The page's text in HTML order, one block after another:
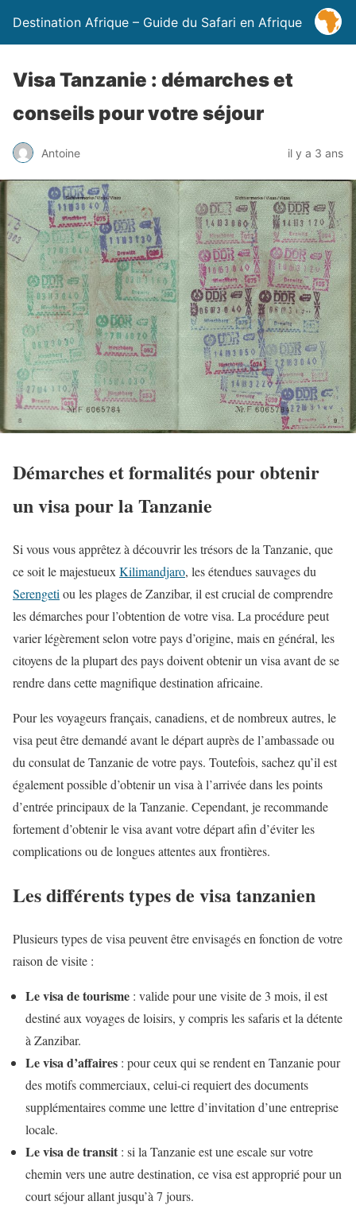
Destination Afrique – Guide du Safari en Afrique
Visa Tanzanie : démarches et
conseils pour votre séjour
Antoine il y a 3 ans
Démarches et formalités pour obtenir
un visa pour la Tanzanie
Si vous vous apprêtez à découvrir les trésors de la Tanzanie, que
ce soit le majestueux Kilimandjaro, les étendues sauvages du
Serengeti ou les plages de Zanzibar, il est crucial de comprendre
les démarches pour l’obtention de votre visa. La procédure peut
varier légèrement selon votre pays d’origine, mais en général, les
citoyens de la plupart des pays doivent obtenir un visa avant de se
rendre dans cette magnifique destination africaine.
Pour les voyageurs français, canadiens, et de nombreux autres, le
visa peut être demandé avant le départ auprès de l’ambassade ou
du consulat de Tanzanie de votre pays. Toutefois, sachez qu’il est
également possible d’obtenir un visa à l’arrivée dans les points
d’entrée principaux de la Tanzanie. Cependant, je recommande
fortement d’obtenir le visa avant votre départ afin d’éviter les
complications ou de longues attentes aux frontières.
Les différents types de visa tanzanien
Plusieurs types de visa peuvent être envisagés en fonction de votre
raison de visite :
Le visa de tourisme : valide pour une visite de 3 mois, il est
destiné aux voyages de loisirs, y compris les safaris et la détente
à Zanzibar.
Le visa d’affaires : pour ceux qui se rendent en Tanzanie pour
des motifs commerciaux, celui-ci requiert des documents
supplémentaires comme une lettre d’invitation d’une entreprise
locale.
Le visa de transit : si la Tanzanie est une escale sur votre
chemin vers une autre destination, ce visa est approprié pour un
court séjour allant jusqu’à 7 jours.